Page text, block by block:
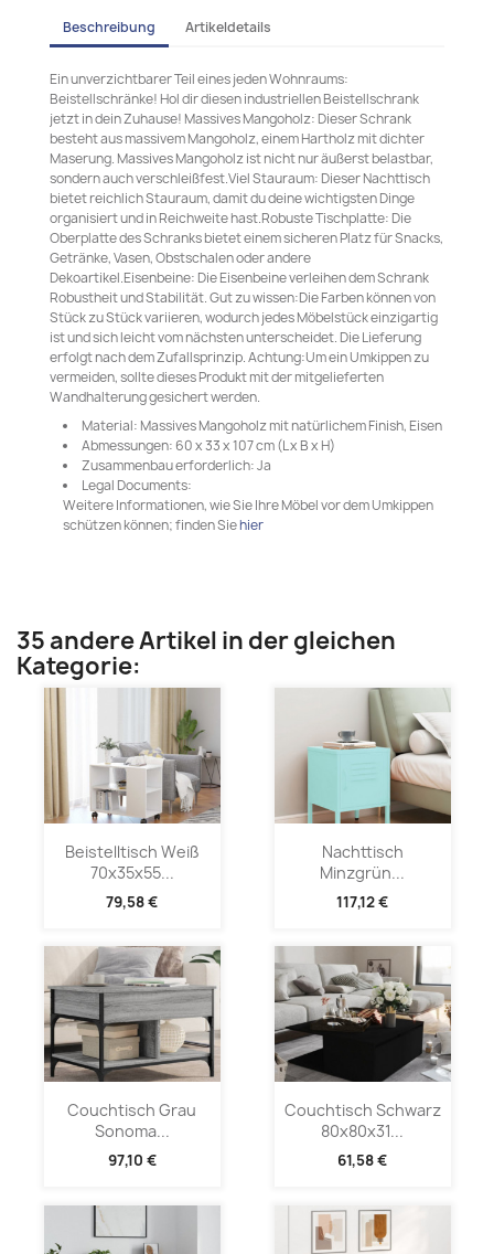
Beschreibung Artikeldetails
Ein unverzichtbarer Teil eines jeden Wohnraums:
Beistellschränke! Hol dir diesen industriellen Beistellschrank
jetzt in dein Zuhause! Massives Mangoholz: Dieser Schrank
besteht aus massivem Mangoholz, einem Hartholz mit dichter
Maserung. Massives Mangoholz ist nicht nur äußerst belastbar,
sondern auch verschleißfest.Viel Stauraum: Dieser Nachttisch
bietet reichlich Stauraum, damit du deine wichtigsten Dinge
organisiert und in Reichweite hast.Robuste Tischplatte: Die
Oberplatte des Schranks bietet einem sicheren Platz für Snacks,
Getränke, Vasen, Obstschalen oder andere
Dekoartikel.Eisenbeine: Die Eisenbeine verleihen dem Schrank
Robustheit und Stabilität. Gut zu wissen:Die Farben können von
Stück zu Stück variieren, wodurch jedes Möbelstück einzigartig
ist und sich leicht vom nächsten unterscheidet. Die Lieferung
erfolgt nach dem Zufallsprinzip. Achtung:Um ein Umkippen zu
vermeiden, sollte dieses Produkt mit der mitgelieferten
Wandhalterung gesichert werden.
Material: Massives Mangoholz mit natürlichem Finish, Eisen
Abmessungen: 60 x 33 x 107 cm (L x B x H)
Zusammenbau erforderlich: Ja
Legal Documents:
Weitere Informationen, wie Sie Ihre Möbel vor dem Umkippen
schützen können; finden Siehier
35 andere Artikel in der gleichen
Kategorie:
Beistelltisch Weiß
70x35x55...
79,58 €
Nachttisch
Minzgrün...
117,12 €
Couchtisch Grau
Sonoma...
97,10 €
Couchtisch Schwarz
80x80x31...
61,58 €